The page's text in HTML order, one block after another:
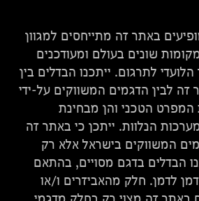
באתר זה מתייחסים למגוון
שונים בעולם ומעודכנים
לתרגום. ייתכנו הבדלים בין
לבין הדגמים המשווקים על-ידי
המפרט הטכני והן מבחינת
הנלוות. ייתכן כי באתר זה
המשווקים בישראל אלא רק
הבדלים בדגם מסויים, בהתאם
לדמן. חלק מהאביזרים ו/או